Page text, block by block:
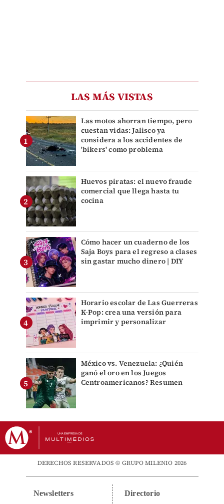
LAS MÁS VISTAS
Las motos ahorran tiempo, pero
cuestan vidas: Jalisco ya
considera a los accidentes de
'bikers' como problema
Huevos piratas: el nuevo fraude
comercial que llega hasta tu
cocina
Cómo hacer un cuaderno de los
Saja Boys para el regreso a clases
sin gastar mucho dinero | DIY
Horario escolar de Las Guerreras
K-Pop: crea una versión para
imprimir y personalizar
México vs. Venezuela: ¿Quién
ganó el oro en los Juegos
Centroamericanos? Resumen
DERECHOS RESERVADOS © GRUPO MILENIO 2026
Newsletters Directorio